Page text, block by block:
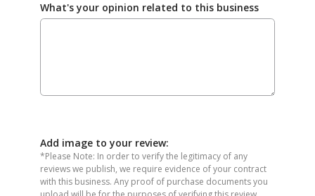
What's your opinion related to this business
Add image to your review:
*Please Note: In order to verify the legitimacy of any
reviews we publish, we require evidence of your contract
with this business. Any proof of purchase documents you